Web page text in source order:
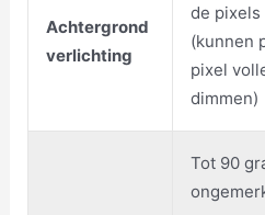
Achtergrond
verlichting
de pixels
(kunnen
pixel
dimmen)
Tot 90